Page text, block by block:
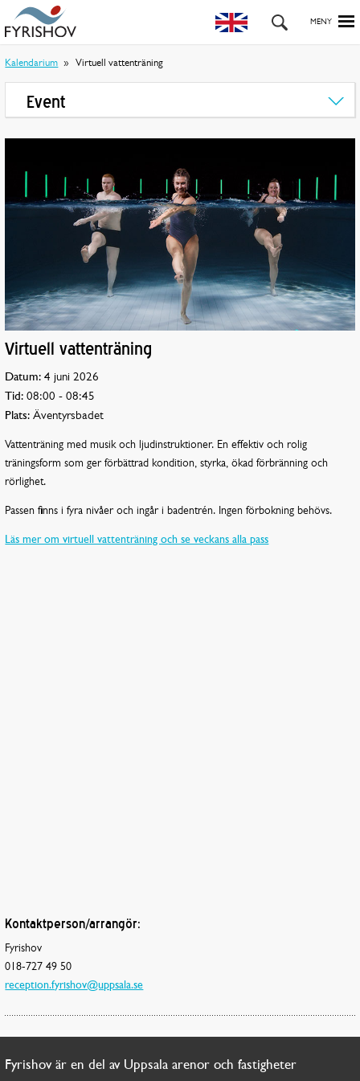
Kalendarium Virtuell vattenträning
Event
Virtuell vattenträning
Datum: 4 juni 2026
Tid: 08:00 - 08:45
Plats: Äventyrsbadet
Vattenträning med musik och ljudinstruktioner. En effektiv och rolig
träningsform som ger förbättrad kondition, styrka, ökad förbränning och
rörlighet.
Passen finns i fyra nivåer och ingår i badentrén. Ingen förbokning behövs.
Läs mer om virtuell vattenträning och se veckans alla pass
Kontaktperson/arrangör:
Fyrishov
018-727 49 50
reception.fyrishov@uppsala.se
Fyrishov är en del av Uppsala arenor och fastigheter